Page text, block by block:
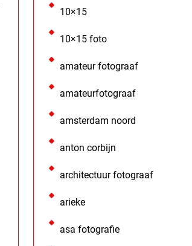
10×15
10×15 foto
amateur fotograaf
amateurfotograaf
amsterdam noord
anton corbijn
architectuur fotograaf
arieke
asa fotografie